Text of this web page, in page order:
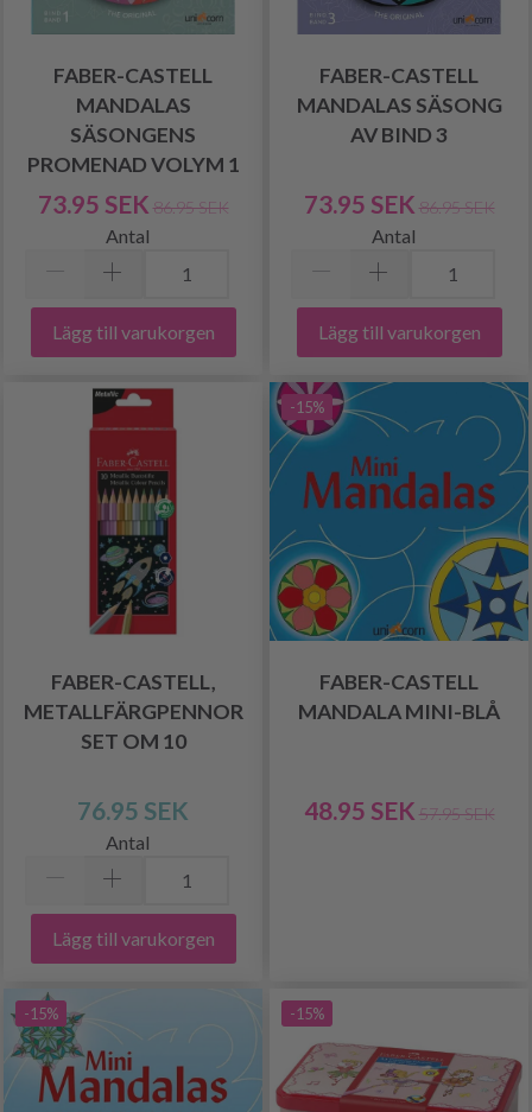
FABER-CASTELL
MANDALAS
SÄSONGENS
PROMENAD VOLYM 1
73.95 SEK 86.95 SEK
Antal
Lägg till varukorgen
FABER-CASTELL
MANDALAS SÄSONG
AV BIND 3
73.95 SEK 86.95 SEK
Antal
Lägg till varukorgen
FABER-CASTELL,
METALLFÄRGPENNOR
SET OM 10
76.95 SEK
Antal
Lägg till varukorgen
-15%
FABER-CASTELL
MANDALA MINI-BLÅ
48.95 SEK 57.95 SEK
-15% -15%